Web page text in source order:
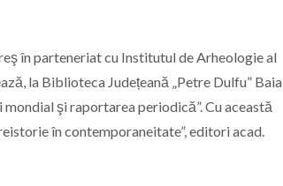
în parteneriat cu Institutul de Arheologie al
la Biblioteca Județeană „Petre Dulfu” Baia
şi raportarea periodică”. Cu această
în contemporaneitate”, editori acad.